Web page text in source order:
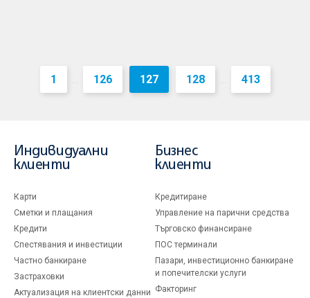
1 ... 126 127 128 ... 413
Индивидуални
клиенти
Карти
Сметки и плащания
Кредити
Спестявания и инвестиции
Частно банкиране
Застраховки
Актуализация на клиентски данни
Бизнес
клиенти
Кредитиране
Управление на парични средства
Търговско финансиране
ПОС терминали
Пазари, инвестиционно банкиране
и попечителски услуги
Факторинг